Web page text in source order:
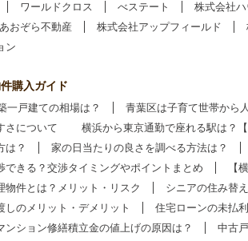
ワールドクロス べステート
株式会社
あおぞら不動産 株式会社アップフィールド
ン
購入ガイド
一戸建ての相場は？
青葉区は子育て世帯から
さについて
横浜から東京通勤で座れる駅は？
は？
家の日当たりの良さを調べる方法は？
できる？交渉タイミングやポイントまとめ
【
物件とは？メリット・リスク
シニアの住み替
しのメリット・デメリット
住宅ローンの未払
ンション修繕積立金の値上げの原因は？
中古